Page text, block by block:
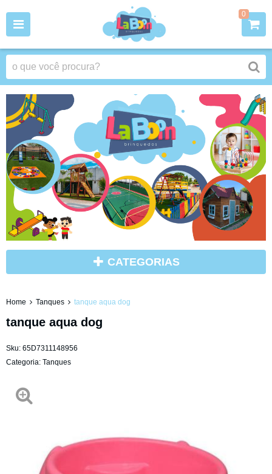
0
CATEGORIAS
Home Tanques tanque aqua dog
tanque aqua dog
Sku: 65D7311148956
Categoria: Tanques